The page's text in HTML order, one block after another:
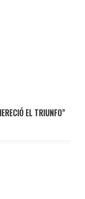
EL TRIUNFO”